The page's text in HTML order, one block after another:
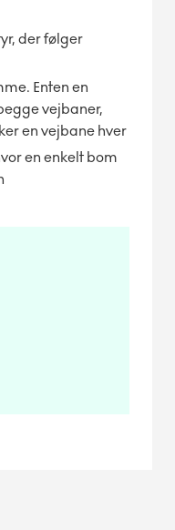
der følger
Enten en
vejbaner,
en vejbane hver
en enkelt bom